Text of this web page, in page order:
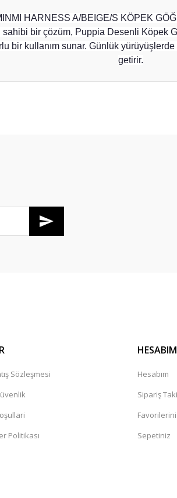
HARNESS A/BEIGE/S KÖPEK
bir çözüm, Puppia Desenli Köpek
bir kullanım sunar. Günlük
getirir.
Sözleşmesi
Politikası
HESABIM
Hesabım
Sipariş
Sepetiniz